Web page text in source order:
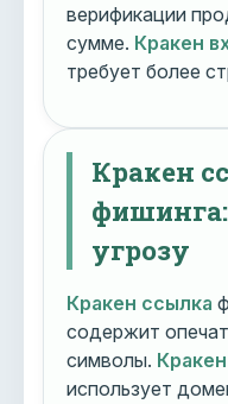
верификации
сумме. Кракен
требует более
Кракен
фишинга:
угрозу
Кракен ссылка
содержит
символы.
использует